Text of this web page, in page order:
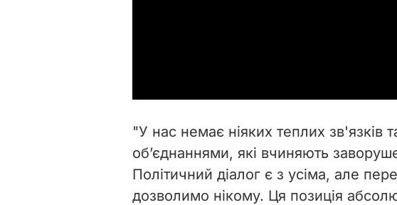
i
d
"У нас немає ніяких теплих зв'язків
об’єднаннями, які вчиняють
Політичний діалог є з усіма, але
дозволимо нікому. Ця позиція